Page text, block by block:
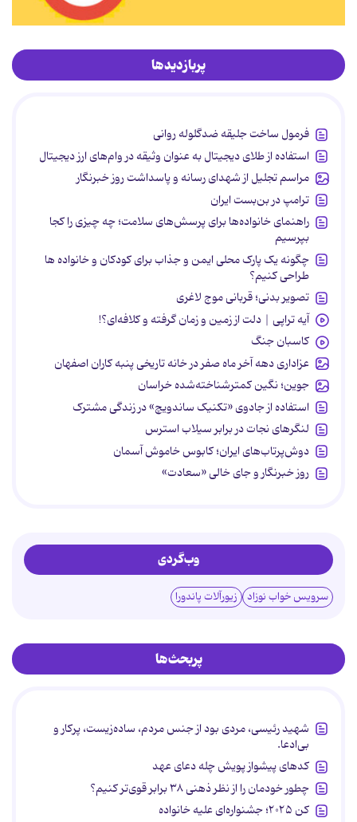
پربازدیدها
فرمول ساخت جلیقه ضدگلوله روانی
استفاده از طلای دیجیتال به عنوان وثیقه در وام‌های ارز دیجیتال
مراسم تجلیل از شهدای رسانه و پاسداشت روز خبرنگار
ترامپ در بن‌بست ایران
راهنمای خانواده‌ها برای پرسش‌های سلامت؛ چه چیزی را کجا
بپرسیم
چگونه یک پارک محلی ایمن و جذاب برای کودکان و خانواده ها
طراحی کنیم؟
تصویر بدنی؛ قربانی موج لاغری
آیه تراپی | دلت از زمین و زمان گرفته و کلافه‌ای؟!
کاسبان جنگ
عزاداری دهه آخر ماه صفر در خانه تاریخی پنبه کاران اصفهان
جوین؛ نگین کمترشناخته‌شده خراسان
استفاده از جادوی «تکنیک ساندویچ» در زندگی مشترک
لنگرهای نجات در برابر سیلاب استرس
دوش‌پرتاب‌های ایران؛ کابوس خاموش آسمان
روز خبرنگار و جای خالی «سعادت»
وب‌گردی
سرویس خواب نوزاد زیورآلات پاندورا
پربحث‌ها
شهید رئیسی، مردی بود از جنس مردم، ساده‌زیست، پرکار و
بی‌ادعا.
کدهای پیشواز پویش چله دعای عهد
چطور خودمان را از نظر ذهنی ۳۸ برابر قوی‌تر کنیم؟
کن ۲۰۲۵؛ جشنواره‌ای علیه خانواده